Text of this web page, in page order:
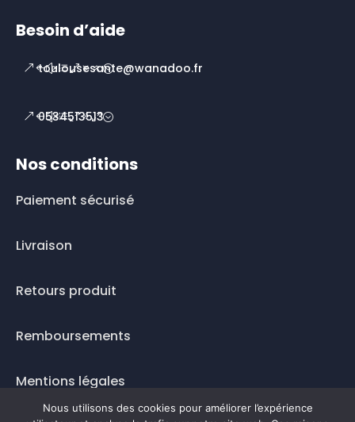
Besoin d’aide
toulousesante@wanadoo.fr
0534513513
Nos conditions
Paiement sécurisé
Livraison
Retours produit
Remboursements
Mentions légales
Nous utilisons des cookies pour améliorer l’expérience